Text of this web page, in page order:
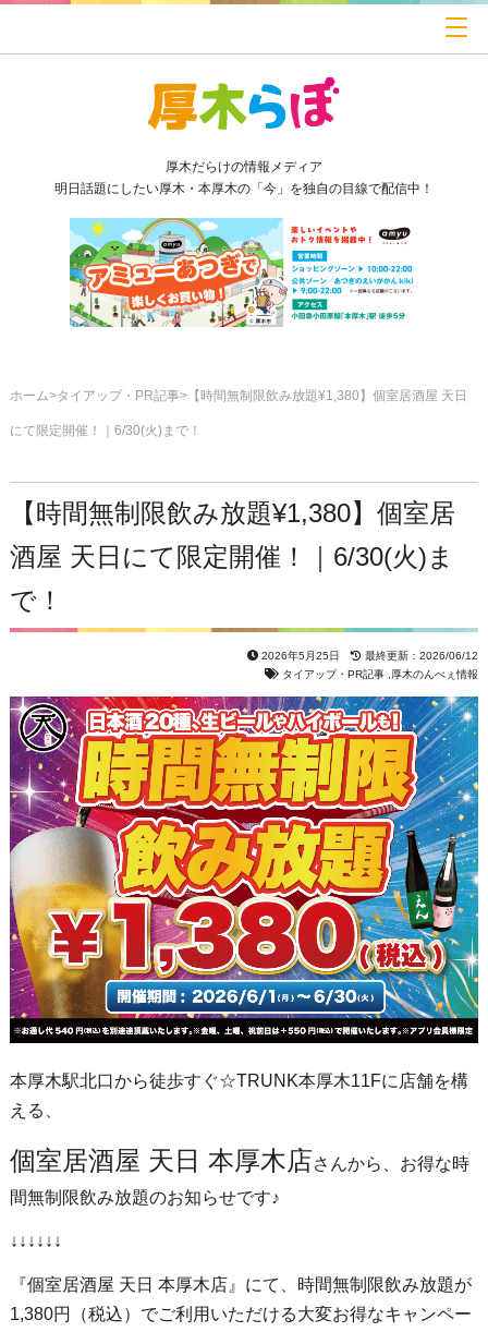
厚木だらけの情報メディア
明日話題にしたい厚木・本厚木の「今」を独自の目線で配信中！
ホーム タイアップ・PR記事 【時間無制限飲み放題¥1,380】個室居酒屋 天日
にて限定開催！｜6/30(火)まで！
【時間無制限飲み放題¥1,380】個室居
酒屋 天日にて限定開催！｜6/30(火)ま
で！
2026年5月25日
最終更新：2026/06/12
タイアップ・PR記事
厚木のんべぇ情報
本厚木駅北口から徒歩すぐ☆TRUNK本厚木11Fに店舗を構
える、
個室居酒屋 天日 本厚木店さんから、お得な時
間無制限飲み放題のお知らせです♪
↓↓↓↓↓↓
『個室居酒屋 天日 本厚木店』にて、時間無制限飲み放題が
1,380円（税込）でご利用いただける大変お得なキャンペー